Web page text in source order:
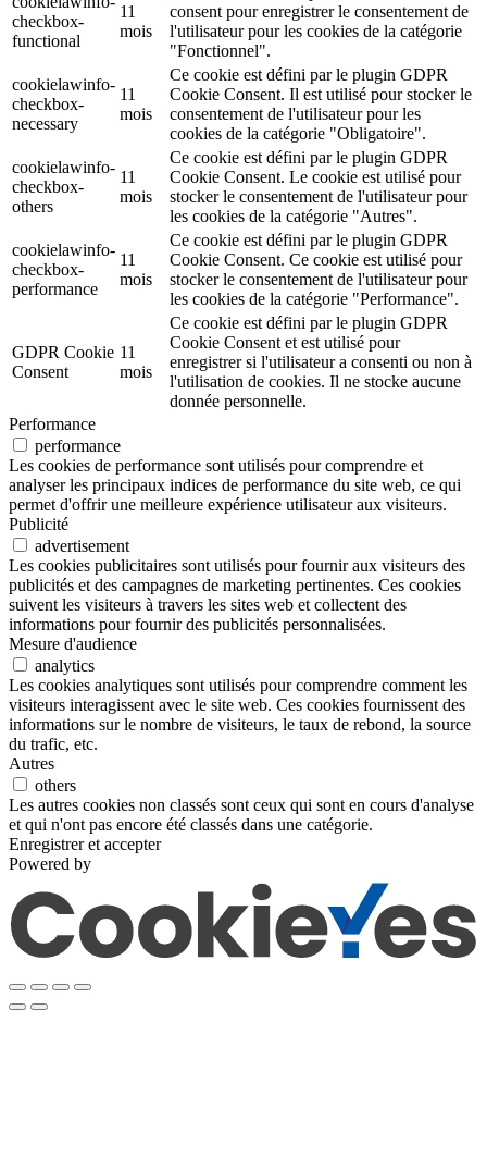
checkbox-
functional
11
mois
consent pour enregistrer le consentement de
l'utilisateur pour les cookies de la catégorie
"Fonctionnel".
cookielawinfo-
checkbox-
necessary
11
mois
Ce cookie est défini par le plugin GDPR
Cookie Consent. Il est utilisé pour stocker le
consentement de l'utilisateur pour les
cookies de la catégorie "Obligatoire".
cookielawinfo-
checkbox-
others
11
mois
Ce cookie est défini par le plugin GDPR
Cookie Consent. Le cookie est utilisé pour
stocker le consentement de l'utilisateur pour
les cookies de la catégorie "Autres".
cookielawinfo-
checkbox-
performance
11
mois
Ce cookie est défini par le plugin GDPR
Cookie Consent. Ce cookie est utilisé pour
stocker le consentement de l'utilisateur pour
les cookies de la catégorie "Performance".
GDPR Cookie
Consent
11
mois
Ce cookie est défini par le plugin GDPR
Cookie Consent et est utilisé pour
enregistrer si l'utilisateur a consenti ou non à
l'utilisation de cookies. Il ne stocke aucune
donnée personnelle.
Performance
performance
Les cookies de performance sont utilisés pour comprendre et
analyser les principaux indices de performance du site web, ce qui
permet d'offrir une meilleure expérience utilisateur aux visiteurs.
Publicité
advertisement
Les cookies publicitaires sont utilisés pour fournir aux visiteurs des
publicités et des campagnes de marketing pertinentes. Ces cookies
suivent les visiteurs à travers les sites web et collectent des
informations pour fournir des publicités personnalisées.
Mesure d'audience
analytics
Les cookies analytiques sont utilisés pour comprendre comment les
visiteurs interagissent avec le site web. Ces cookies fournissent des
informations sur le nombre de visiteurs, le taux de rebond, la source
du trafic, etc.
Autres
others
Les autres cookies non classés sont ceux qui sont en cours d'analyse
et qui n'ont pas encore été classés dans une catégorie.
Enregistrer et accepter
Powered by